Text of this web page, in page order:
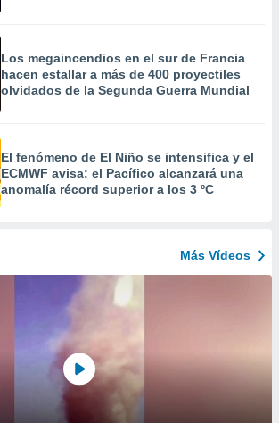
Los megaincendios en el sur de Francia
hacen estallar a más de 400 proyectiles
olvidados de la Segunda Guerra Mundial
El fenómeno de El Niño se intensifica y el
ECMWF avisa: el Pacífico alcanzará una
anomalía récord superior a los 3 ºC
Más Vídeos